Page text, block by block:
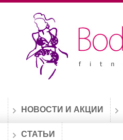
НОВОСТИ И АКЦИИ
СТАТЬИ